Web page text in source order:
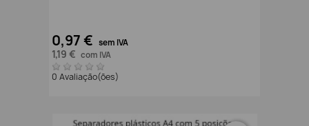
0,97 € sem IVA
1,19 € com IVA
0 Avaliação(ões)